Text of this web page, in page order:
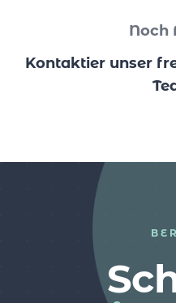
Noch
Kontaktier unser